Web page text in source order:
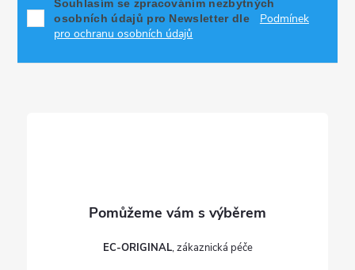
Souhlasím se zpracováním nezbytných
osobních údajů pro Newsletter dle
Podmínek
pro ochranu osobních údajů
EC-ORIGINAL